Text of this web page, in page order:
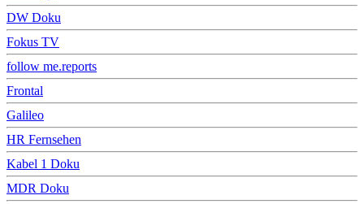
DW Doku
Fokus TV
follow me.reports
Frontal
Galileo
HR Fernsehen
Kabel 1 Doku
MDR Doku